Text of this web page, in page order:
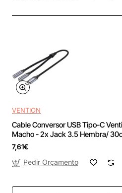
VENTION
Cable Conversor USB Tipo-C
Macho - 2x Jack 3.5 Hembra/
7,61€
Pedir Orçamento